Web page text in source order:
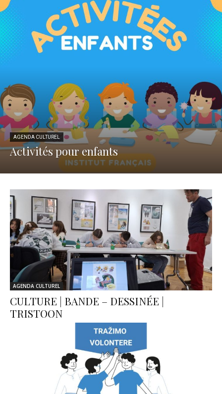
AGENDA CULTUREL
Activités pour enfants
AGENDA CULTUREL
CULTURE | BANDE – DESSINÉE |
TRISTOON